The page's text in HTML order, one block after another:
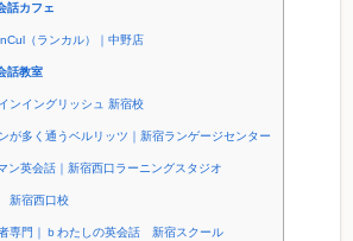
話カフェ
（ランカル）｜中野店
話教室
ンイングリッシュ 新宿校
が多く通うベルリッツ｜新宿ランゲージセンター
ン英会話｜新宿西口ラーニングスタジオ
新宿西口校
専門｜ｂわたしの英会話 新宿スクール